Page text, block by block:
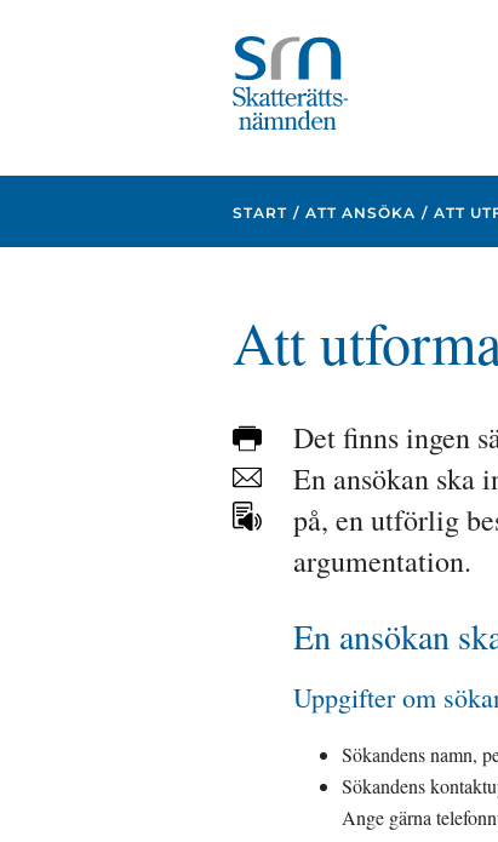
START ATT ANSÖKA ATT
Att
Skriv
ut
Dela
sidan
Det finns ingen
En ansökan ska
på, en utförlig
argumentation.
En ansökan
Uppgifter om
Sökandens namn,
Sökandens
Ange gärna